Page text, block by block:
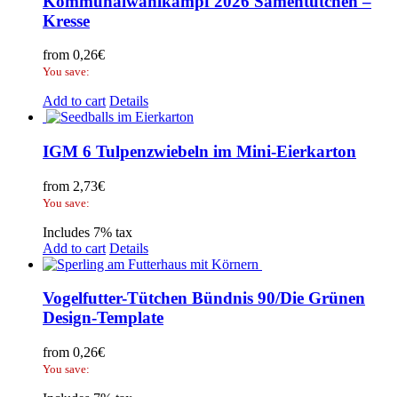
Kresse
from 0,26€
You save:
Add to cart Details
IGM 6 Tulpenzwiebeln im Mini-Eierkarton
from 2,73€
You save:
Includes 7% tax
Add to cart Details
Vogelfutter-Tütchen Bündnis 90/Die Grünen
Design-Template
from 0,26€
You save: